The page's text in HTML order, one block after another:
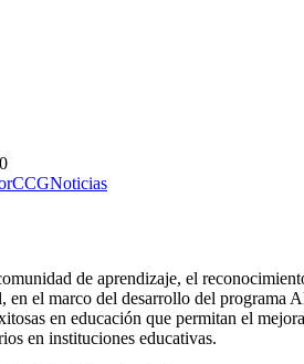
Noticias
de aprendizaje, el
el marco del desarrollo del programa
en educación que permitan el
en instituciones educativas.